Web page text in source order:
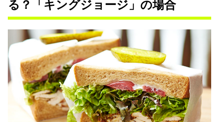
る？「キングジョージ」の場合